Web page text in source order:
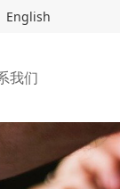
English
我们